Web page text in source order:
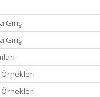
Giriş
Giriş